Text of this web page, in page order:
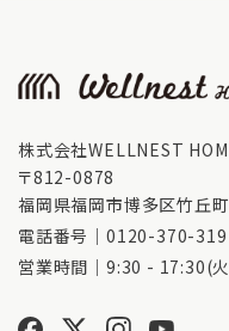
株式会社WELLNEST
〒812-0878
福岡県福岡市博多区竹丘
電話番号｜ 0120-370-319
営業時間｜9:30 - 17:30(火